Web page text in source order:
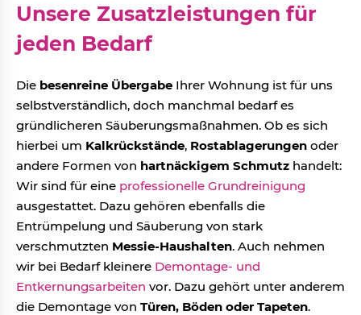
Unsere Zusatzleistungen für
jeden Bedarf
Die besenreine Übergabe Ihrer Wohnung ist für uns
selbstverständlich, doch manchmal bedarf es
gründlicheren Säuberungsmaßnahmen. Ob es sich
hierbei um Kalkrückstände, Rostablagerungen oder
andere Formen von hartnäckigem Schmutz handelt:
Wir sind für eine professionelle Grundreinigung
ausgestattet. Dazu gehören ebenfalls die
Entrümpelung und Säuberung von stark
verschmutzten Messie-Haushalten. Auch nehmen
wir bei Bedarf kleinere Demontage- und
Entkernungsarbeiten vor. Dazu gehört unter anderem
die Demontage von Türen, Böden oder Tapeten.